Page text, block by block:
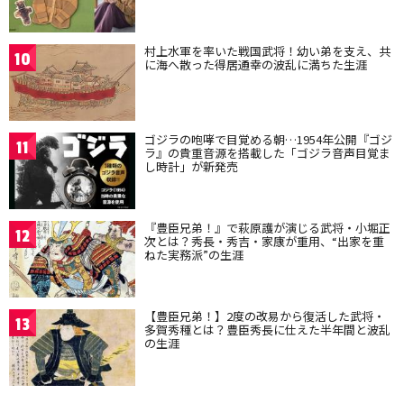
10 村上水軍を率いた戦国武将！幼い弟を支え、共
に海へ散った得居通幸の波乱に満ちた生涯
11 ゴジラの咆哮で目覚める朝…1954年公開『ゴジ
ラ』の貴重音源を搭載した「ゴジラ音声目覚ま
し時計」が新発売
12 『豊臣兄弟！』で萩原護が演じる武将・小堀正
次とは？秀長・秀吉・家康が重用、“出家を重
ねた実務派”の生涯
13 【豊臣兄弟！】2度の改易から復活した武将・
多賀秀種とは？豊臣秀長に仕えた半年間と波乱
の生涯